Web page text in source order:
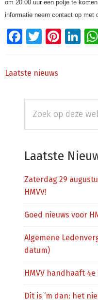
om 20.00 uur een potje te
informatie neem contact op met
Facebook
Twitter
Laatste nieuws
Primaire
Sidebar
deze
Laatste
Zaterdag 29
HMVV!
Goed nieuws voor
Algemene
datum)
HMVV handhaaft 4e
Dit is ‘m dan: het